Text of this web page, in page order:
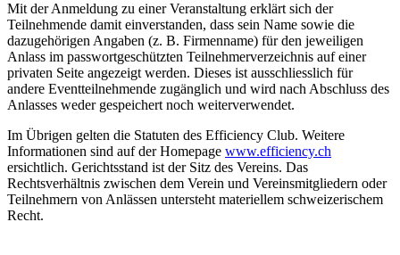
Mit der Anmeldung zu einer Veranstaltung erklärt sich der
Teilnehmende damit einverstanden, dass sein Name sowie die
dazugehörigen Angaben (z. B. Firmenname) für den jeweiligen
Anlass im passwortgeschützten Teilnehmerverzeichnis auf einer
privaten Seite angezeigt werden. Dieses ist ausschliesslich für
andere Eventteilnehmende zugänglich und wird nach Abschluss des
Anlasses weder gespeichert noch weiterverwendet.
Im Übrigen gelten die Statuten des Efficiency Club. Weitere
Informationen sind auf der Homepage www.efficiency.ch
ersichtlich. Gerichtsstand ist der Sitz des Vereins. Das
Rechtsverhältnis zwischen dem Verein und Vereinsmitgliedern oder
Teilnehmern von Anlässen untersteht materiellem schweizerischem
Recht.